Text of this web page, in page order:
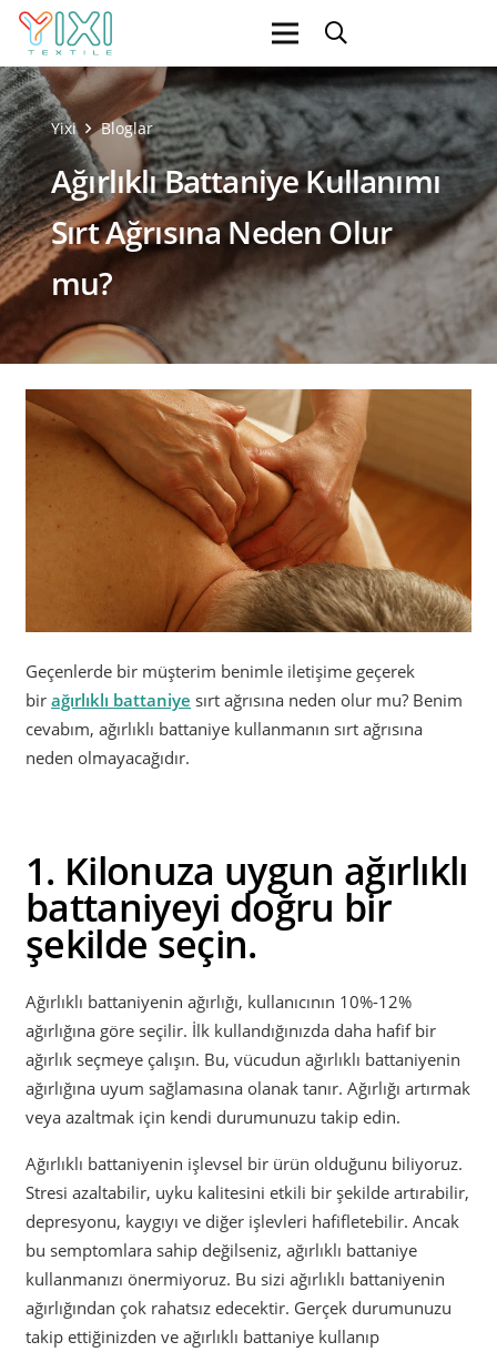
Yixi Bloglar
Ağırlıklı Battaniye Kullanımı
Sırt Ağrısına Neden Olur
mu?
Geçenlerde bir müşterim benimle iletişime geçerek
birağırlıklı battaniye sırt ağrısına neden olur mu? Benim
cevabım, ağırlıklı battaniye kullanmanın sırt ağrısına
neden olmayacağıdır.
1. Kilonuza uygun ağırlıklı
battaniyeyi doğru bir
şekilde seçin.
Ağırlıklı battaniyenin ağırlığı, kullanıcının 10%-12%
ağırlığına göre seçilir. İlk kullandığınızda daha hafif bir
ağırlık seçmeye çalışın. Bu, vücudun ağırlıklı battaniyenin
ağırlığına uyum sağlamasına olanak tanır. Ağırlığı artırmak
veya azaltmak için kendi durumunuzu takip edin.
Ağırlıklı battaniyenin işlevsel bir ürün olduğunu biliyoruz.
Stresi azaltabilir, uyku kalitesini etkili bir şekilde artırabilir,
depresyonu, kaygıyı ve diğer işlevleri hafifletebilir. Ancak
bu semptomlara sahip değilseniz, ağırlıklı battaniye
kullanmanızı önermiyoruz. Bu sizi ağırlıklı battaniyenin
ağırlığından çok rahatsız edecektir. Gerçek durumunuzu
takip ettiğinizden ve ağırlıklı battaniye kullanıp